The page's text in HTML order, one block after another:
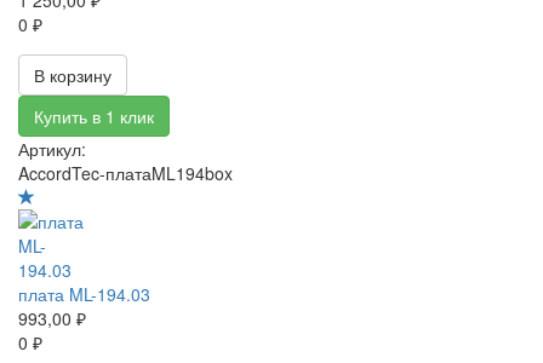
0 ₽
В корзину
Купить в 1 клик
Артикул:
AccordTec-платаML194box
плата ML-194.03
993,00 ₽
0 ₽